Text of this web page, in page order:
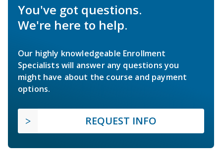
You've got questions.
We're here to help.
Our highly knowledgeable Enrollment
Specialists will answer any questions you
might have about the course and payment
options.
REQUEST INFO